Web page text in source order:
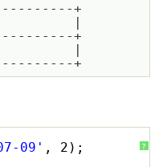
+
|
+
|
?
09' , 2);